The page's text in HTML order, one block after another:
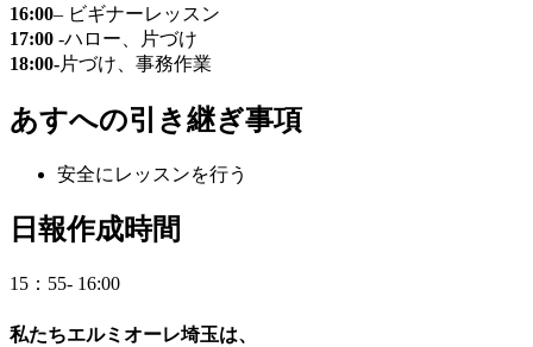
16:00– ビギナーレッスン
17:00 -ハロー、片づけ
18:00-片づけ、事務作業
あすへの引き継ぎ事項
安全にレッスンを行う
日 報作成時間
15：55- 16:00
私たちエルミオーレ埼玉は、